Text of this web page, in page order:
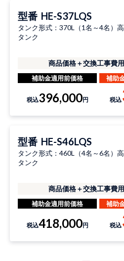
型番 HE-S37LQS
タンク形式：370L（1名～4名）
タンク
商品価格＋交換工事費
補助金適用前価格
税込396,000円
補助
税込
型番 HE-S46LQS
タンク形式：460L（4名～6名）
タンク
商品価格＋交換工事費
補助金適用前価格
税込418,000円
補助
税込